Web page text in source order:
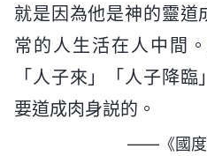
就是因為他是神的靈道
常的人生活在人中間
「人子來」「人子降
要道成肉身説的。
——《國度